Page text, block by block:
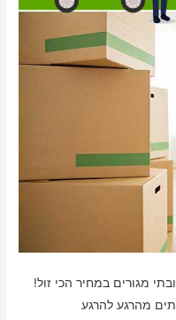
מגורים במחיר הכי זול!
מהרגע להרגע